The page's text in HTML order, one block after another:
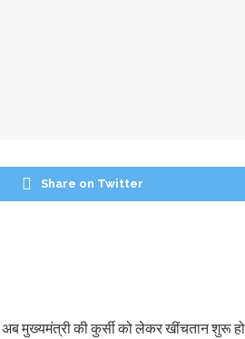
Share on Twitter
मुख्यमंत्री की कुर्सी को लेकर खींचतान शुरू